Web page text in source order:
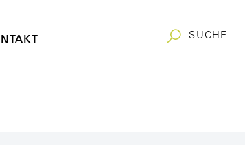
SUCHE